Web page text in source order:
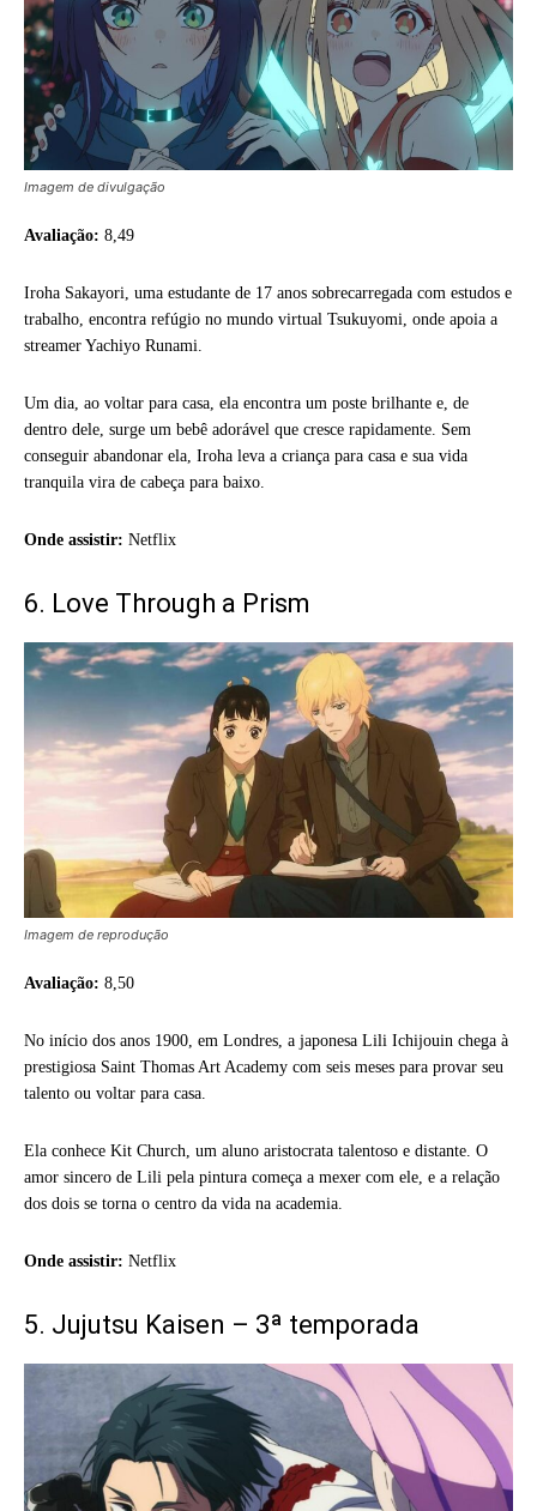
Imagem de divulgação
Avaliação: 8,49
Iroha Sakayori, uma estudante de 17 anos sobrecarregada com estudos e
trabalho, encontra refúgio no mundo virtual Tsukuyomi, onde apoia a
streamer Yachiyo Runami.
Um dia, ao voltar para casa, ela encontra um poste brilhante e, de
dentro dele, surge um bebê adorável que cresce rapidamente. Sem
conseguir abandonar ela, Iroha leva a criança para casa e sua vida
tranquila vira de cabeça para baixo.
Onde assistir: Netflix
6. Love Through a Prism
Imagem de reprodução
Avaliação: 8,50
No início dos anos 1900, em Londres, a japonesa Lili Ichijouin chega à
prestigiosa Saint Thomas Art Academy com seis meses para provar seu
talento ou voltar para casa.
Ela conhece Kit Church, um aluno aristocrata talentoso e distante. O
amor sincero de Lili pela pintura começa a mexer com ele, e a relação
dos dois se torna o centro da vida na academia.
Onde assistir: Netflix
5. Jujutsu Kaisen – 3ª temporada